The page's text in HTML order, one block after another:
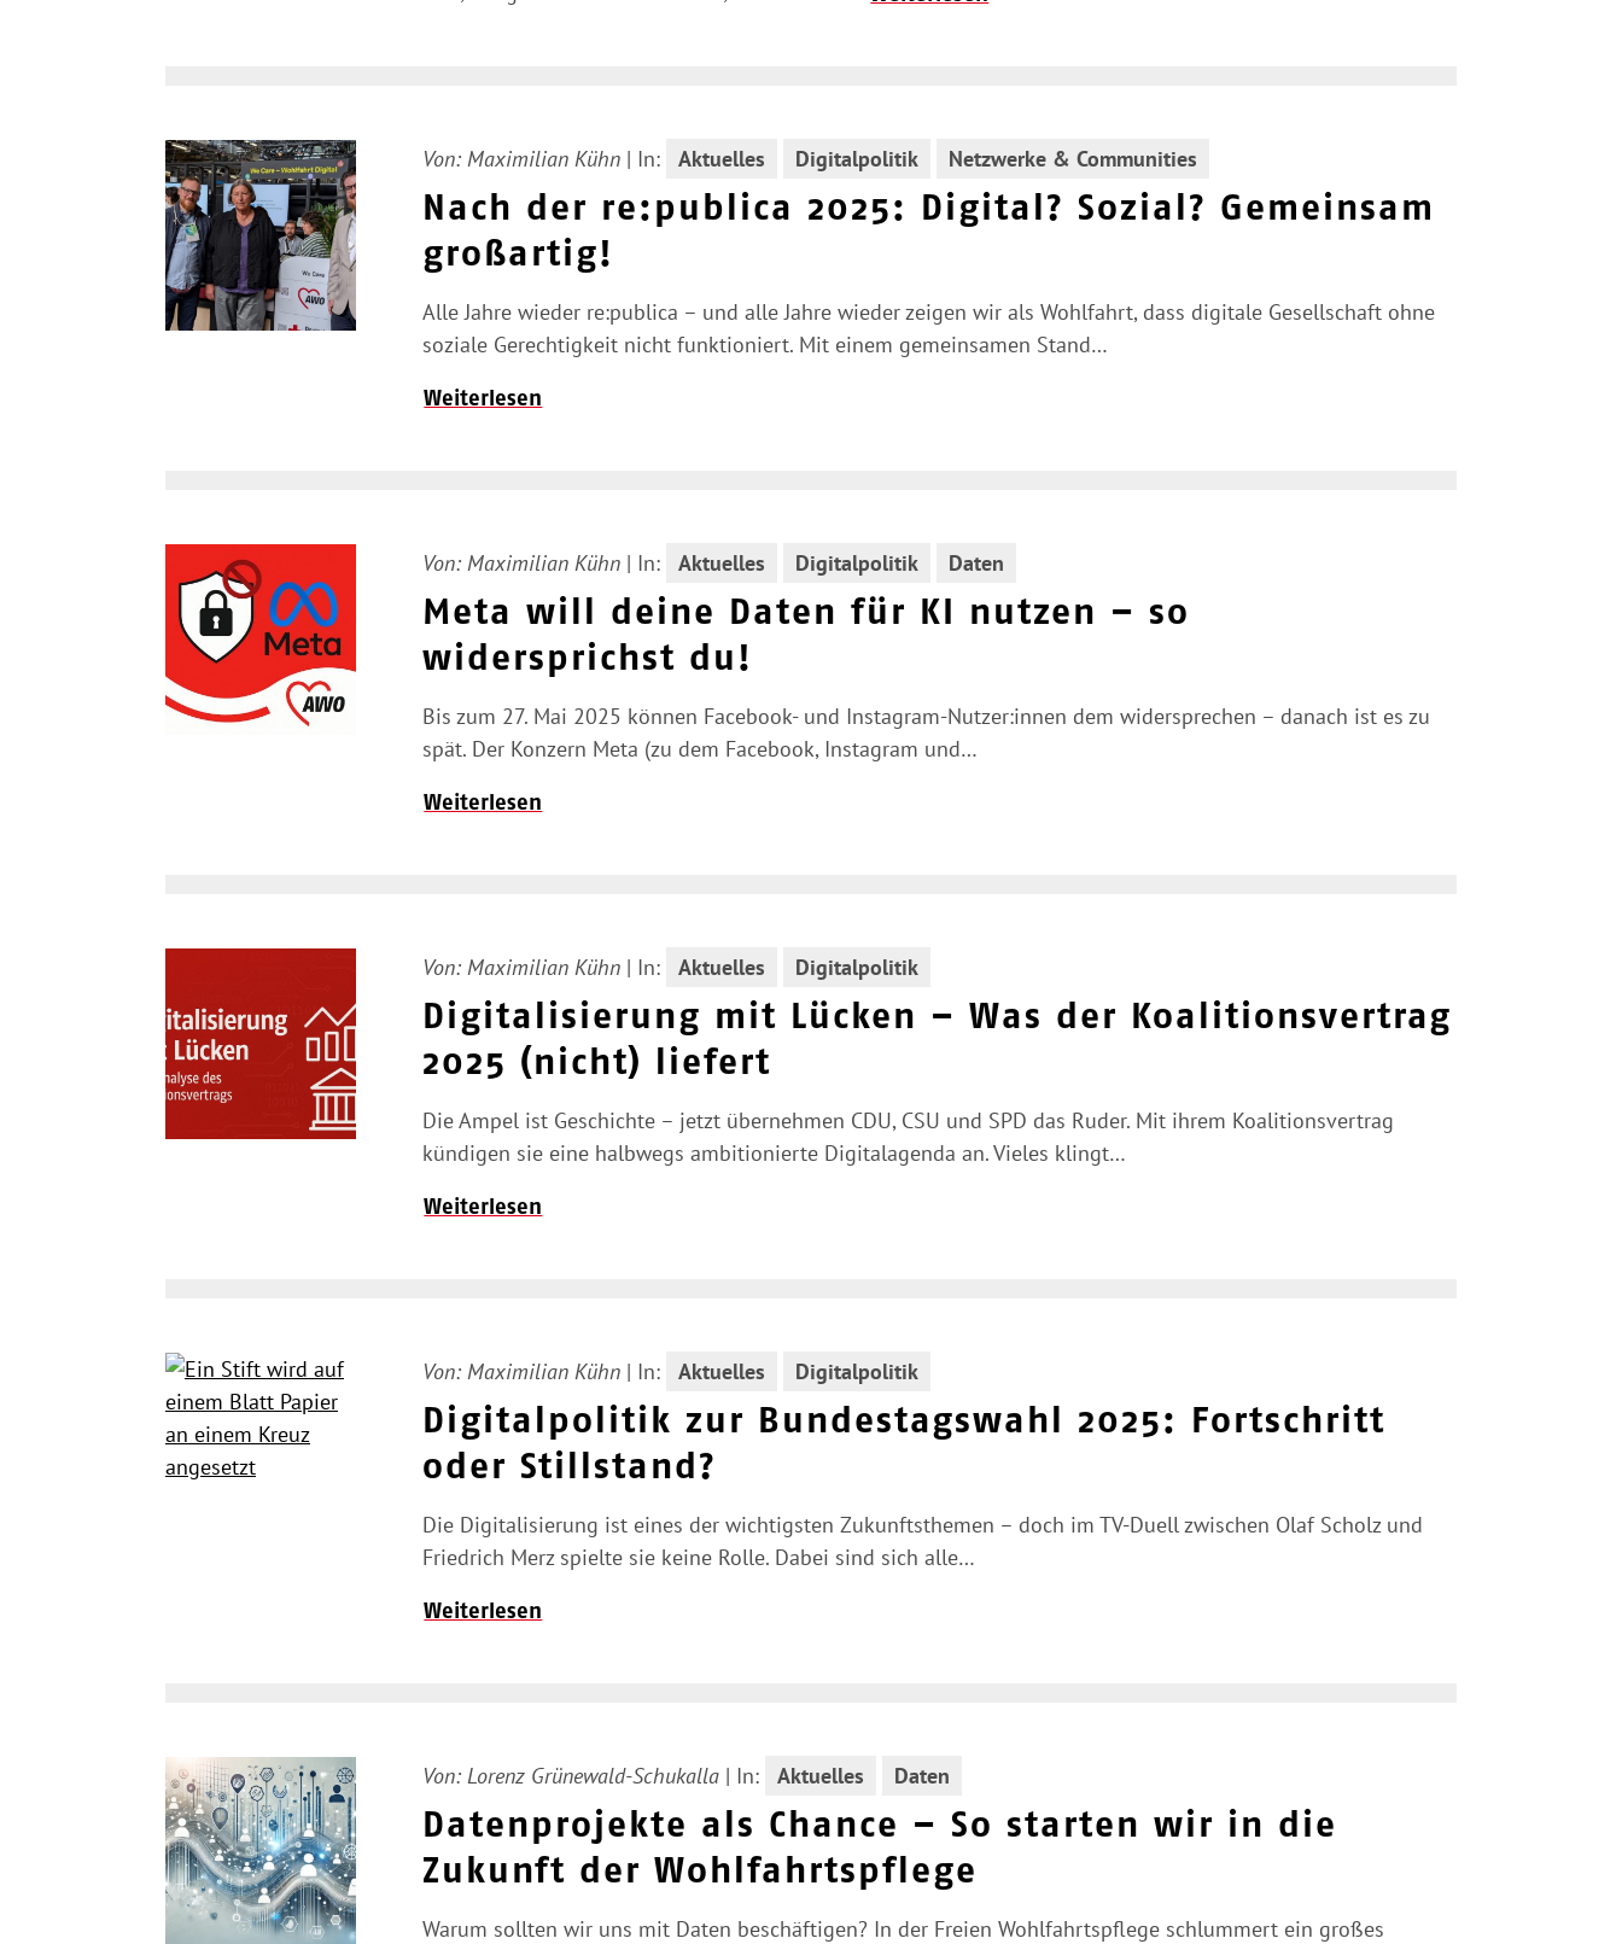
Von: Maximilian Kühn | In: Aktuelles Digitalpolitik Netzwerke & Communities
Nach der re:publica 2025: Digital? Sozial? Gemeinsam
großartig!
Alle Jahre wieder re:publica – und alle Jahre wieder zeigen wir als Wohlfahrt, dass digitale Gesellschaft ohne
soziale Gerechtigkeit nicht funktioniert. Mit einem gemeinsamen Stand…
Weiterlesen
Von: Maximilian Kühn | In: Aktuelles Digitalpolitik Daten
Meta will deine Daten für KI nutzen – so
widersprichst du!
Bis zum 27. Mai 2025 können Facebook- und Instagram-Nutzer:innen dem widersprechen – danach ist es zu
spät. Der Konzern Meta (zu dem Facebook, Instagram und…
Weiterlesen
Von: Maximilian Kühn | In: Aktuelles Digitalpolitik
Digitalisierung mit Lücken – Was der Koalitionsvertrag
2025 (nicht) liefert
Die Ampel ist Geschichte – jetzt übernehmen CDU, CSU und SPD das Ruder. Mit ihrem Koalitionsvertrag
kündigen sie eine halbwegs ambitionierte Digitalagenda an. Vieles klingt…
Weiterlesen
Von: Maximilian Kühn | In: Aktuelles Digitalpolitik
Digitalpolitik zur Bundestagswahl 2025: Fortschritt
oder Stillstand?
Die Digitalisierung ist eines der wichtigsten Zukunftsthemen – doch im TV-Duell zwischen Olaf Scholz und
Friedrich Merz spielte sie keine Rolle. Dabei sind sich alle…
Weiterlesen
Von: Lorenz Grünewald-Schukalla | In: Aktuelles Daten
Datenprojekte als Chance – So starten wir in die
Zukunft der Wohlfahrtspflege
Warum sollten wir uns mit Daten beschäftigen? In der Freien Wohlfahrtspflege schlummert ein großes